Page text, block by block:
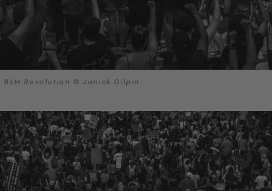
BLM Revolution © Janick Gilpin